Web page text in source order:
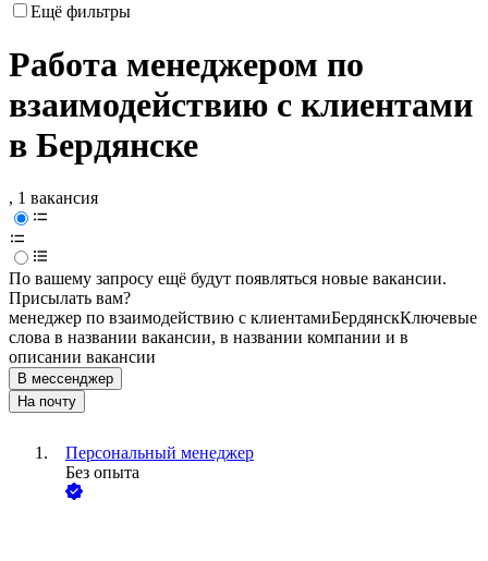
Ещё фильтры
Работа менеджером по
взаимодействию с клиентами
в Бердянске
, 1 вакансия
По вашему запросу ещё будут появляться новые вакансии.
Присылать вам?
менеджер по взаимодействию с клиентамиБердянскКлючевые
слова в названии вакансии, в названии компании и в
описании вакансии
В мессенджер
На почту
Персональный менеджер
Без опыта